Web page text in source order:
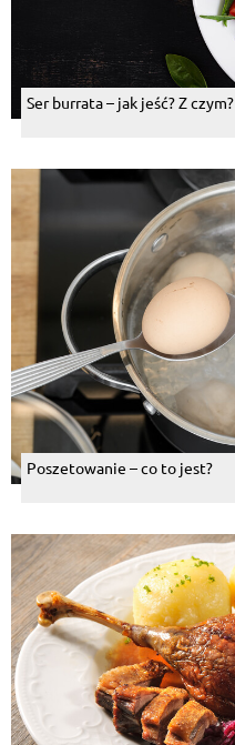
Ser burrata – jak jeść? Z czym?
Poszetowanie – co to jest?